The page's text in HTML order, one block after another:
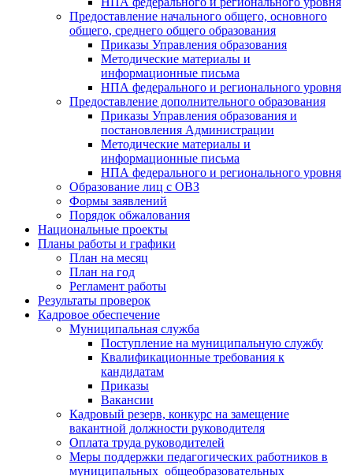
Предоставление начального общего, основного
общего, среднего общего образования
Приказы Управления образования
Методические материалы и
информационные письма
НПА федерального и регионального уровня
Предоставление дополнительного образования
Приказы Управления образования и
постановления Администрации
Методические материалы и
информационные письма
НПА федерального и регионального уровня
Образование лиц с ОВЗ
Формы заявлений
Порядок обжалования
Национальные проекты
Планы работы и графики
План на месяц
План на год
Регламент работы
Результаты проверок
Кадровое обеспечение
Муниципальная служба
Поступление на муниципальную службу
Квалификационные требования к
кандидатам
Приказы
Вакансии
Кадровый резерв, конкурс на замещение
вакантной должности руководителя
Оплата труда руководителей
Меры поддержки педагогических работников в
муниципальных общеобразовательных